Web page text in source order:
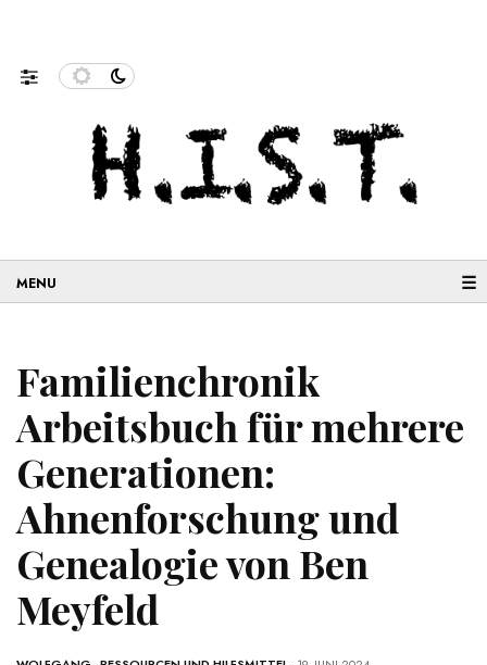
☰
Familienchronik
Arbeitsbuch für mehrere
Generationen:
Ahnenforschung und
Genealogie von Ben
MeyfeldDas Familienchronik Arbeitsbuch von Ben Meyfeld ist
ein unverzichtbares Werkzeug für die